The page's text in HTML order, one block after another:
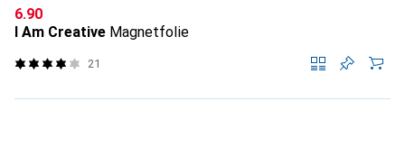
CHF
6.90
I Am Creative Magnetfolie
21